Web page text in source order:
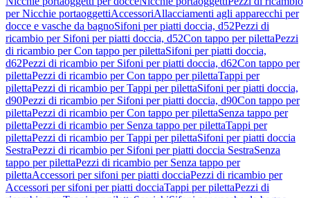
per Nicchie portaoggettiAccessoriAllacciamenti agli apparecchi per
docce e vasche da bagnoSifoni per piatti doccia, d52Pezzi di
ricambio per Sifoni per piatti doccia, d52Con tappo per pilettaPezzi
di ricambio per Con tappo per pilettaSifoni per piatti doccia,
d62Pezzi di ricambio per Sifoni per piatti doccia, d62Con tappo per
pilettaPezzi di ricambio per Con tappo per pilettaTappi per
pilettaPezzi di ricambio per Tappi per pilettaSifoni per piatti doccia,
d90Pezzi di ricambio per Sifoni per piatti doccia, d90Con tappo per
pilettaPezzi di ricambio per Con tappo per pilettaSenza tappo per
pilettaPezzi di ricambio per Senza tappo per pilettaTappi per
pilettaPezzi di ricambio per Tappi per pilettaSifoni per piatti doccia
SestraPezzi di ricambio per Sifoni per piatti doccia SestraSenza
tappo per pilettaPezzi di ricambio per Senza tappo per
pilettaAccessori per sifoni per piatti docciaPezzi di ricambio per
Accessori per sifoni per piatti docciaTappi per pilettaPezzi di